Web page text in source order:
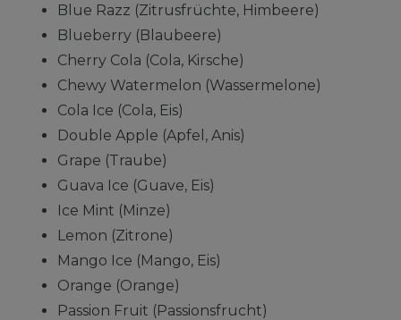
Blue Razz (Zitrusfrüchte, Himbeere)
Blueberry (Blaubeere)
Cherry Cola (Cola, Kirsche)
Chewy Watermelon (Wassermelone)
Cola Ice (Cola, Eis)
Double Apple (Apfel, Anis)
Grape (Traube)
Guava Ice (Guave, Eis)
Ice Mint (Minze)
Lemon (Zitrone)
Mango Ice (Mango, Eis)
Orange (Orange)
Passion Fruit (Passionsfrucht)